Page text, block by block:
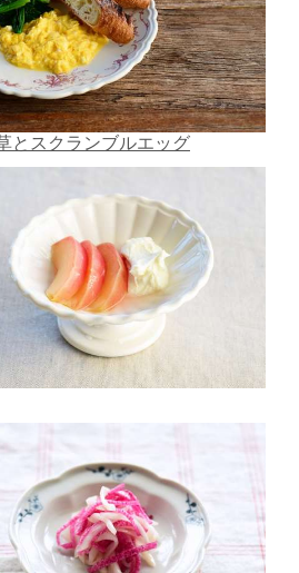
とスクランブルエッグ